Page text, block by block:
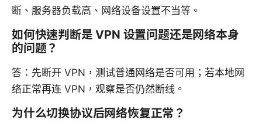
断、服务器负载高、网络设备设置不当等。
如何快速判断是 VPN 设置问题还是网络本身
的问题？
答：先断开 VPN，测试普通网络是否可用；若本地网
络正常再连 VPN，观察是否仍然断线。
为什么切换协议后网络恢复正常？